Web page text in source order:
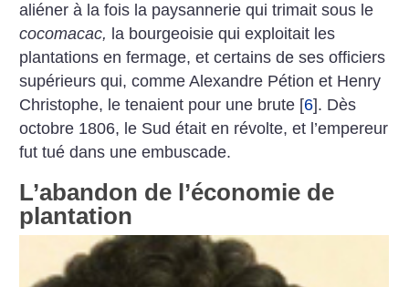
aliéner à la fois la paysannerie qui trimait sous le
cocomacac, la bourgeoisie qui exploitait les
plantations en fermage, et certains de ses officiers
supérieurs qui, comme Alexandre Pétion et Henry
Christophe, le tenaient pour une brute [6]. Dès
octobre 1806, le Sud était en révolte, et l’empereur
fut tué dans une embuscade.
L’abandon de l’économie de
plantation